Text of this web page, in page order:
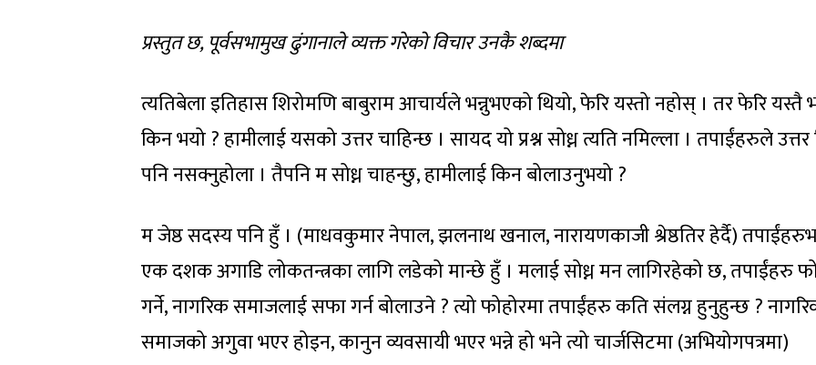
प्रस्तुत छ, पूर्वसभामुख ढुंगानाले व्यक्त गरेको विचार उनकै शब्दमा
त्यतिबेला इतिहास शिरोमणि बाबुराम आचार्यले भन्नुभएको थियो, फेरि यस्तो नहोस् । तर फेरि यस्तै
किन भयो ? हामीलाई यसको उत्तर चाहिन्छ । सायद यो प्रश्न सोध्न त्यति नमिल्ला । तपाईंहरुले
पनि नसक्नुहोला । तैपनि म सोध्न चाहन्छु, हामीलाई किन बोलाउनुभयो ?
म जेष्ठ सदस्य पनि हुँ । (माधवकुमार नेपाल, झलनाथ खनाल, नारायणकाजी श्रेष्ठतिर हेर्दै)
एक दशक अगाडि लोकतन्त्रका लागि लडेको मान्छे हुँ । मलाई सोध्न मन लागिरहेको छ, तपाईंहरु
गर्ने, नागरिक समाजलाई सफा गर्न बोलाउने ? त्यो फोहोरमा तपाईंहरु कति संलग्न हुनुहुन्छ ?
समाजको अगुवा भएर होइन, कानुन व्यवसायी भएर भन्ने हो भने त्यो चार्जसिटमा (अभियोगपत्रमा)